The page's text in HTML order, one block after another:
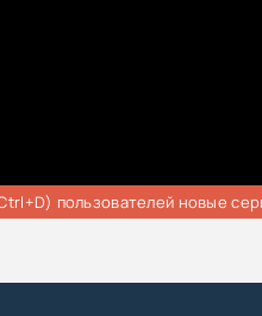
пользователей новые